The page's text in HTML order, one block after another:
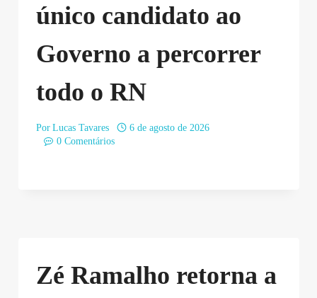
único candidato ao
Governo a percorrer
todo o RN
Por Lucas Tavares
6 de agosto de 2026
0 Comentários
Zé Ramalho retorna a